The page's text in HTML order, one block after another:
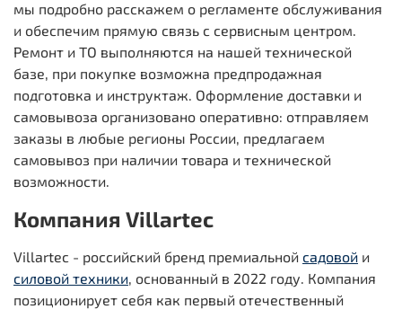
мы подробно расскажем о регламенте обслуживания
и обеспечим прямую связь с сервисным центром.
Ремонт и ТО выполняются на нашей технической
базе, при покупке возможна предпродажная
подготовка и инструктаж. Оформление доставки и
самовывоза организовано оперативно: отправляем
заказы в любые регионы России, предлагаем
самовывоз при наличии товара и технической
возможности.
Компания Villartec
Villartec - российский бренд премиальной садовой и
силовой техники , основанный в 2022 году. Компания
позиционирует себя как первый отечественный